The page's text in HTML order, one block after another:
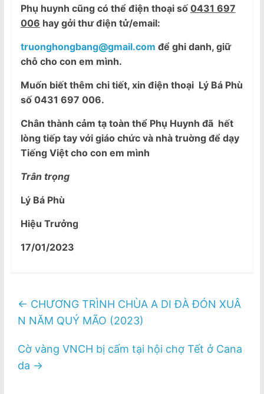
Phụ huynh cũng có thể điện thoại số 0431 697
006 hay gởi thư điện tử/email:
truonghongbang@gmail.com để ghi danh, giữ
chỗ cho con em mình.
Muốn biết thêm chi tiết, xin điện thoại Lý Bá Phù
số 0431 697 006.
Chân thành cảm tạ toàn thể Phụ Huynh đã hết
lòng tiếp tay với giáo chức và nhà truờng để dạy
Tiếng Việt cho con em mình
Trân trọng
Lý Bá Phù
Hiệu Trưởng
17/01/2023
← CHƯƠNG TRÌNH CHÙA A DI ĐÀ ĐÓN XUÂ
N NĂM QUÝ MÃO (2023)
Cờ vàng VNCH bị cấm tại hội chợ Tết ở Cana
da →